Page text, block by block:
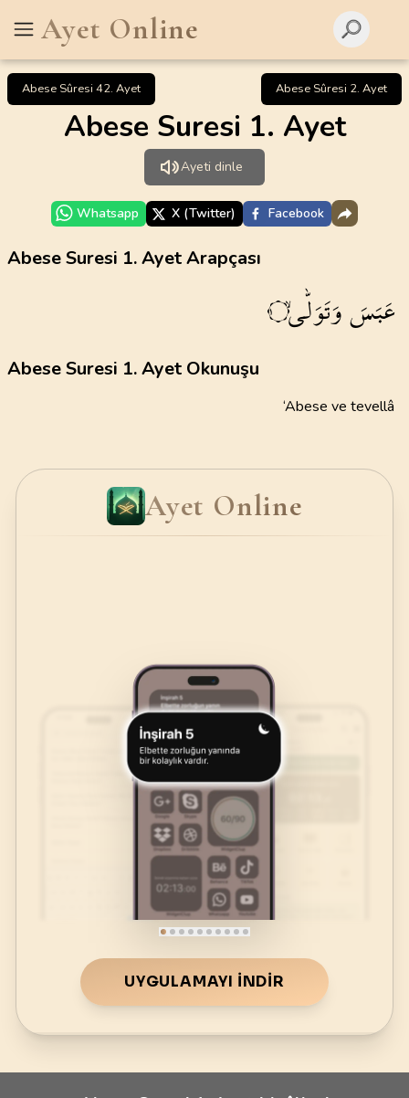
Ayet Online
Abese Sûresi 42. Ayet Abese Sûresi 2. Ayet
Abese Suresi 1. Ayet
Ayeti dinle
Whatsapp X (Twitter) Facebook
Abese Suresi 1. Ayet Arapçası
عَبَسَوَتَوَلّٰىۙ ١
Abese Suresi 1. Ayet Okunuşu
‘Abese ve tevellâ
Ayet Online
UYGULAMAYI İNDIR